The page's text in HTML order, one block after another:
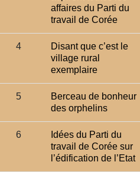
affaires du Parti du
travail de Corée
4
Disant que c’est le
village rural
exemplaire
5
Berceau de bonheur
des orphelins
6
Idées du Parti du
travail de Corée sur
l’édification de l’Etat